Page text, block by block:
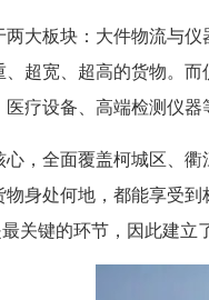
大板块：大件物流与
超宽、超高的货物。
疗设备、高端检测仪器
，全面覆盖柯城区、
身处何地，都能享受
关键的环节，因此建